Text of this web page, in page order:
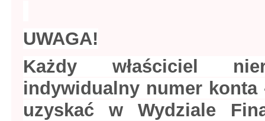
UWAGA!
Każdy właściciel
indywidualny numer
uzyskać w Wydziale